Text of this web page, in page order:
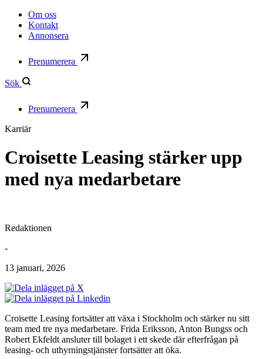
Om oss
Kontakt
Annonsera
Prenumerera
Sök
Prenumerera
Karriär
Croisette Leasing stärker upp
med nya medarbetare
Redaktionen
-
13 januari, 2026
Croisette Leasing fortsätter att växa i Stockholm och stärker nu sitt
team med tre nya medarbetare. Frida Eriksson, Anton Bungss och
Robert Ekfeldt ansluter till bolaget i ett skede där efterfrågan på
leasing- och uthyrningstjänster fortsätter att öka.